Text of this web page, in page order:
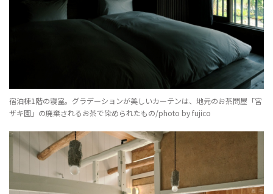
宿泊棟1階の寝室。グラデーションが美しいカーテンは、地元のお茶問屋「宮
ザキ園」の廃棄されるお茶で染められたもの/photo by fujico